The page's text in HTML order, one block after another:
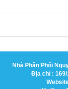
Nhà Phân Phối
Địa chỉ : 169/